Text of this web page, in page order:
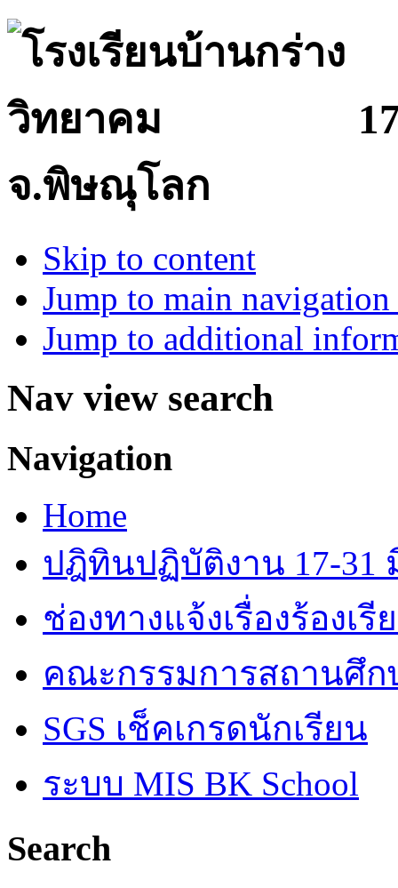
จ.พิษณุโลก
Skip to content
Jump to main
Jump to additional
Nav view search
Navigation
Home
ปฎิทินปฏิบัติงาน 17-31
ช่องทางแจ้งเรื่องร้องเ
คณะกรรมการสถานศึก
SGS เช็คเกรดนักเรียน
ระบบ MIS BK School
Search